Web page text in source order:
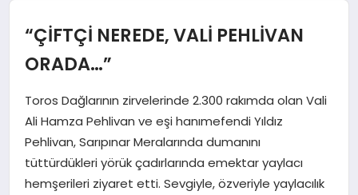
EĞİTİM
GÜNDEM
“ÇİFTÇİ NEREDE, VALİ PEHLİVAN
ORADA…”
Toros Dağlarının zirvelerinde 2.300 rakımda olan Vali
Ali Hamza Pehlivan ve eşi hanımefendi Yıldız
Pehlivan, Sarıpınar Meralarında dumanını
tüttürdükleri yörük çadırlarında emektar yaylacı
hemşerileri ziyaret etti. Sevgiyle, özveriyle yaylacılık